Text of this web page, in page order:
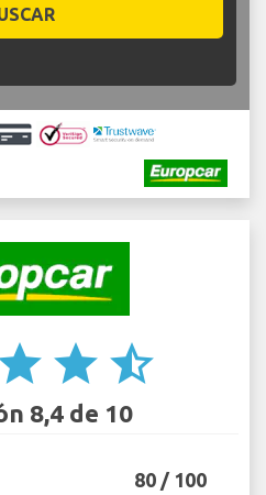
star star_half
8,4 de 10
80 / 100